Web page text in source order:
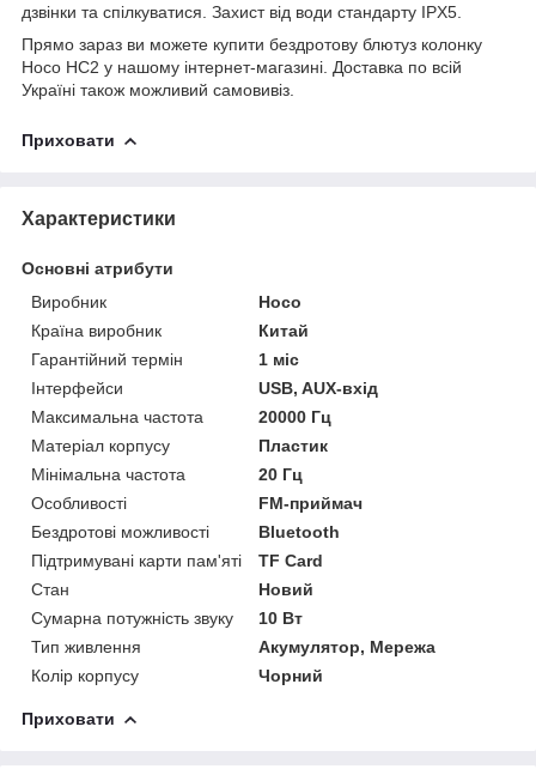
дзвінки та спілкуватися. Захист від води стандарту IPX5.
Прямо зараз ви можете купити бездротову блютуз колонку
Hoco HC2 у нашому інтернет-магазині. Доставка по всій
Україні також можливий самовивіз.
Приховати
Характеристики
Основні атрибути
Виробник
Hoco
Країна виробник
Китай
Гарантійний термін
1 міс
Інтерфейси
USB, AUX-вхід
Максимальна частота
20000 Гц
Матеріал корпусу
Пластик
Мінімальна частота
20 Гц
Особливості
FM-приймач
Бездротові можливості
Bluetooth
Підтримувані карти пам'яті
TF Card
Стан
Новий
Сумарна потужність звуку
10 Вт
Тип живлення
Акумулятор, Мережа
Колір корпусу
Чорний
Приховати